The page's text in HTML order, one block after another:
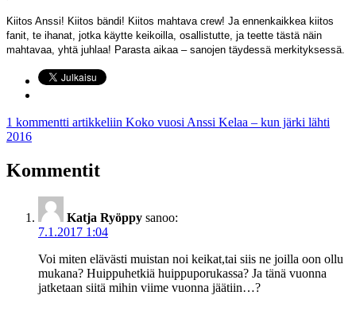
Kiitos Anssi! Kiitos bändi! Kiitos mahtava crew! Ja ennenkaikkea kiitos
fanit, te ihanat, jotka käytte keikoilla, osallistutte, ja teette tästä näin
mahtavaa, yhtä juhlaa! Parasta aikaa – sanojen täydessä merkityksessä.
1 kommentti artikkeliin Koko vuosi Anssi Kelaa – kun järki lähti
2016
Kommentit
Katja Ryöppy sanoo:
7.1.2017 1:04
Voi miten elävästi muistan noi keikat,tai siis ne joilla oon ollu
mukana? Huippuhetkiä huippuporukassa? Ja tänä vuonna
jatketaan siitä mihin viime vuonna jäätiin…?